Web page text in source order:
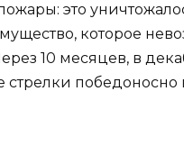
это
которое
10 месяцев, в
стрелки победоносно